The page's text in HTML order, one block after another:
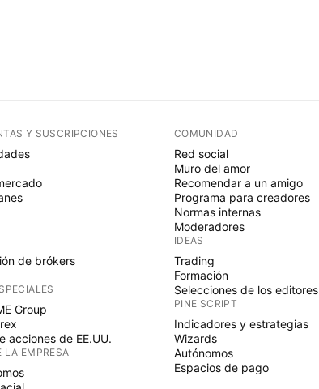
Y SUSCRIPCIONES
de brókers
Group
acciones de EE.UU.
LA EMPRESA
COMUNIDAD
Red social
Muro del amor
Recomendar a un amigo
Programa para creadores
Normas internas
Moderadores
IDEAS
Trading
Formación
Selecciones de los editores
PINE SCRIPT
Indicadores y estrategias
Wizards
Autónomos
Espacios de pago